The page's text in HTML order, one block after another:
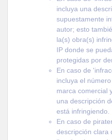
incluya una
supuestamente
autor; esto
la(s) obra(s)
IP donde se
protegidas por
En caso de
incluya el
marca comercial
una descripción
está infringiendo.
En caso de
descripción clara